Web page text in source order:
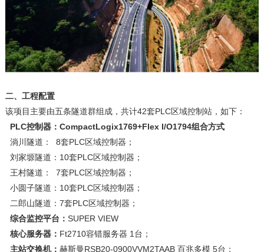
二、工程配置
该项目主要由五条隧道群组成，共计42套PLC区域控制站，如下：
PLC控制器： CompactLogix1769+Flex I/O1794组合方式
淌川隧道： 8套PLC区域控制器；
刘家塬隧道：10套PLC区域控制器；
王村隧道： 7套PLC区域控制器；
小圆子隧道：10套PLC区域控制器；
二郎山隧道：7套PLC区域控制器；
综合监控平台： SUPER VIEW
核心服务器： Ft2710容错服务器 1台；
主站交换机： 赫斯曼RSB20-0900VVM2TAAB 百兆多模 5台；